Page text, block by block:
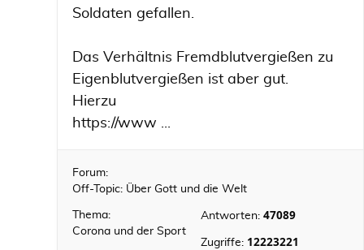
Soldaten gefallen.
Das Verhältnis Fremdblutvergießen zu
Eigenblutvergießen ist aber gut.
Hierzu
https://www ...
Forum:
Off-Topic: Über Gott und die Welt
Thema:
Corona und der Sport
Antworten: 47089
Zugriffe: 12223221